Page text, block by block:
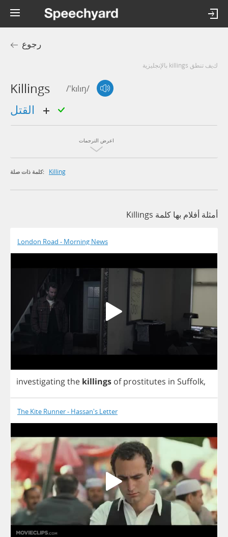
رجوع
كيف تنطق killings بالإنجليزية
Killings /'kɪlɪŋ/
اعرض الترجمات
كلمة ذات صلة: Killing
أمثلة أفلام بها كلمة Killings
London Road - Morning News
investigatingthe killings of prostitutes in Suffolk,
The Kite Runner - Hassan's Letter